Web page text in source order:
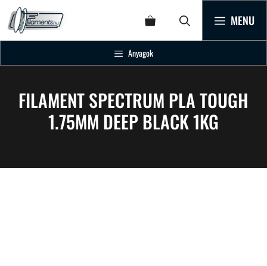
MENU
Anyagok
FILAMENT SPECTRUM PLA TOUGH
1.75MM DEEP BLACK 1KG